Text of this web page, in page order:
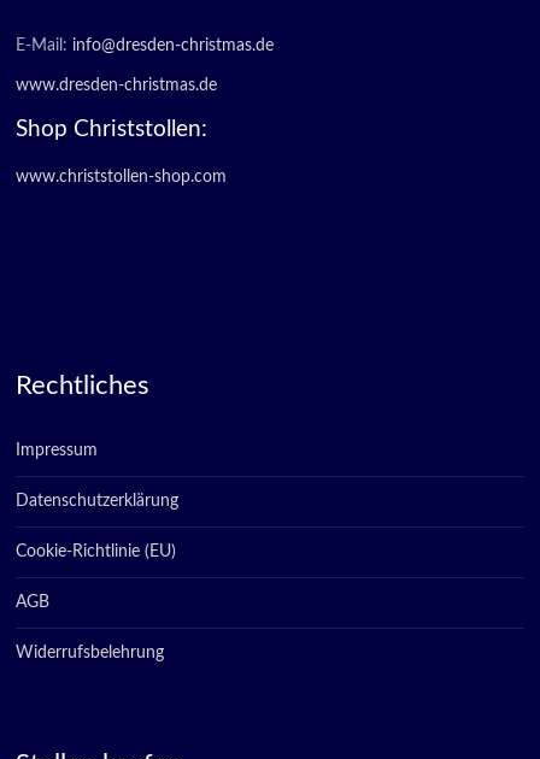
E-Mail: info@dresden-christmas.de
www.dresden-christmas.de
Shop Christstollen:
www.christstollen-shop.com
Rechtliches
Impressum
Datenschutzerklärung
Cookie-Richtlinie (EU)
AGB
Widerrufsbelehrung